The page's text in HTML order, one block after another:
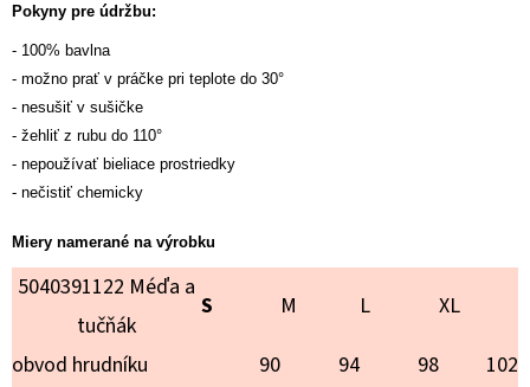
Pokyny pre údržbu:
- 100% bavlna
- možno prať v práčke pri teplote do 30°
- nesušiť v sušičke
- žehliť z rubu do 110°
- nepoužívať bieliace prostriedky
- nečistiť chemicky
Miery namerané na výrobku
5040391122 Méďa a
tučňák
S M L
XL
obvod hrudníku
90 94 98
102